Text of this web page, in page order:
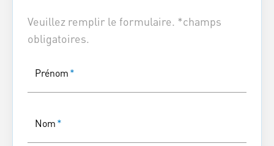
Veuillez remplir le formulaire. *champs
obligatoires.
Prénom*
Nom*